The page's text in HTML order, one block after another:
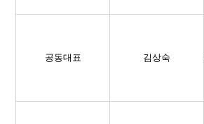
공동대표 김상숙